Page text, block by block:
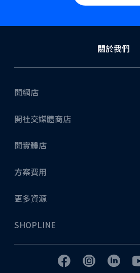
OMO 全渠道零售
完美融合，輕鬆打造全方位營運模
社交媒體營銷
無論是 Facebook、Instagram、
能提供串接服務。另外，
消費的轉換率！
關於我們
開網店
開社交媒體商店
開實體店
方案費用
更多資源
SHOPLINE